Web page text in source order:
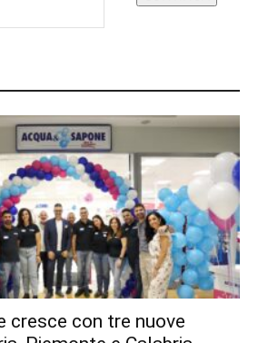
cresce con tre nuove